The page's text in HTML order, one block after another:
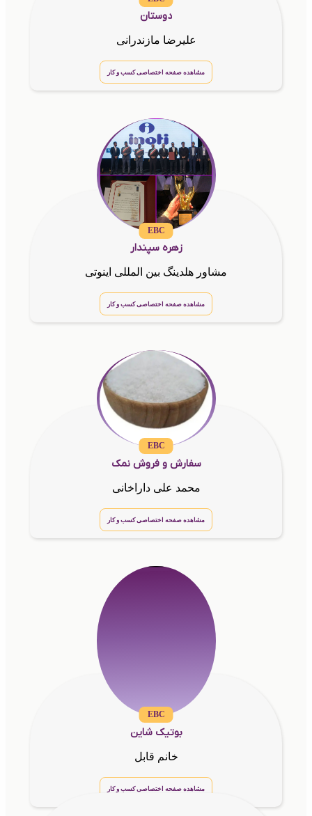
دوستان
علیرضا مازندرانی
مشاهده صفحه اختصاصی کسب و کار
EBC
زهره سپندار
مشاور هلدینگ بین المللی اینوتی
مشاهده صفحه اختصاصی کسب و کار
EBC
سفارش و فروش نمک
محمد علی داراخانی
مشاهده صفحه اختصاصی کسب و کار
EBC
بوتیک شاین
خانم قابل
مشاهده صفحه اختصاصی کسب و کار